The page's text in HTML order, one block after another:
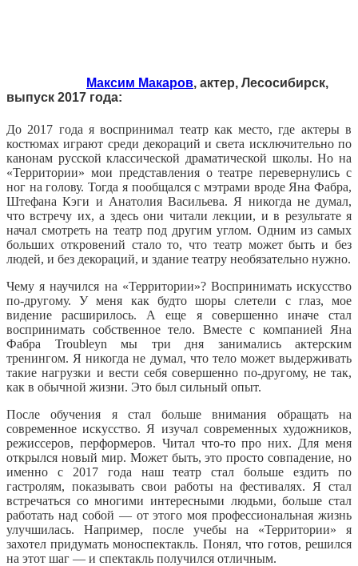
Максим Макаров, актер, Лесосибирск,
выпуск 2017 года:
До 2017 года я воспринимал театр как место, где актеры в
костюмах играют среди декораций и света исключительно по
канонам русской классической драматической школы. Но на
«Территории» мои представления о театре перевернулись с
ног на голову. Тогда я пообщался с мэтрами вроде Яна Фабра,
Штефана Кэги и Анатолия Васильева. Я никогда не думал,
что встречу их, а здесь они читали лекции, и в результате я
начал смотреть на театр под другим углом. Одним из самых
больших откровений стало то, что театр может быть и без
людей, и без декораций, и здание театру необязательно нужно.
Чему я научился на «Территории»? Воспринимать искусство
по-другому. У меня как будто шоры слетели с глаз, мое
видение расширилось. А еще я совершенно иначе стал
воспринимать собственное тело. Вместе с компанией Яна
Фабра Troubleyn мы три дня занимались актерским
тренингом. Я никогда не думал, что тело может выдерживать
такие нагрузки и вести себя совершенно по-другому, не так,
как в обычной жизни. Это был сильный опыт.
После обучения я стал больше внимания обращать на
современное искусство. Я изучал современных художников,
режиссеров, перформеров. Читал что-то про них. Для меня
открылся новый мир. Может быть, это просто совпадение, но
именно с 2017 года наш театр стал больше ездить по
гастролям, показывать свои работы на фестивалях. Я стал
встречаться со многими интересными людьми, больше стал
работать над собой — от этого моя профессиональная жизнь
улучшилась. Например, после учебы на «Территории» я
захотел придумать моноспектакль. Понял, что готов, решился
на этот шаг — и спектакль получился отличным.